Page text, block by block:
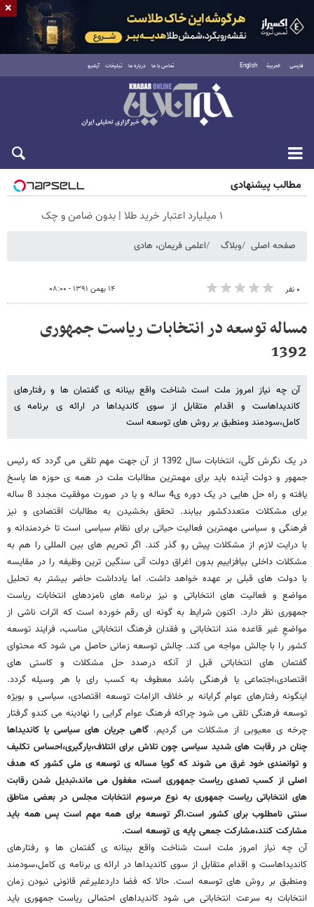
فارسی العربية English تماس با ما درباره ما تبلیغات آرشیو
جمعه ۱۶ مرداد ۱۴۰۵
مطالب پیشنهادی
۱ میلیارد اعتبار خرید طلا | بدون ضامن و چک
صفحه اصلی وبلاگ اعلمی فریمان، هادی
۰ نفر ۱۴ بهمن ۱۳۹۱ - ۰۸:۰۰
مساله توسعه در انتخابات ریاست جمهوری
1392
آن چه نیاز امروز ملت است شناخت واقع بینانه ی گفتمان ها و رفتارهای
کاندیداهاست و اقدام متقابل از سوی کاندیداها در ارائه ی برنامه ی
کامل،سودمند ومنطبق بر روش های توسعه است
در یک نگرش کلّی، انتخابات سال 1392 از آن جهت مهم تلقی می گردد که رئیس
جمهور و دولت آینده باید برای مهمترین مطالبات ملت در همه ی حوزه ها پاسخ
یافته و راه حل هایی در یک دوره ی4 ساله و یا در صورت موفقیت مجدد 8 ساله
برای مشکلات متعددکشور بیابند. تحقق بخشیدن به مطالبات اقتصادی و نیز
فرهنگی و سیاسی مهمترین فعالیت حیاتی برای نظام سیاسی است تا خردمندانه و
با درایت لازم از مشکلات پیش رو گذر کند. اگر تحریم های بین المللی را هم به
مشکلات داخلی بیافزاییم بدون اغراق دولت آتی سنگین ترین وظیفه را در مقایسه
با دولت های قبلی بر عهده خواهد داشت. اما یادداشت حاضر بیشتر به تحلیل
مواضع و فعالیت های انتخاباتی و نیز برنامه های نامزدهای انتخابات ریاست
جمهوری نظر دارد. اکنون شرایط به گونه ای رقم خورده است که اثرات ناشی از
مواضعِ غیر قاعده مند انتخاباتی و فقدان فرهنگ انتخاباتی مناسب، فرایند توسعه
کشور را با چالش مواجه می کند. چالش توسعه زمانی حاصل می شود که محتوای
گفتمان های انتخاباتی قبل از آنکه درصدد حل مشکلات و کاستی های
اقتصادی،اجتماعی یا فرهنگی باشد معطوف به کسب رای با هر وسیله گردد.
اینگونه رفتارهای عوام گرایانه بر خلاف الزامات توسعه اقتصادی، سیاسی و بویژه
توسعه فرهنگی تلقی می شود چراکه فرهنگ عوام گرایی را نهادینه می کندو گرفتار
چرخه ی معیوبی از مشکلات می گردیم. گاهی جریان های سیاسی یا کاندیداها
چنان در رقابت های شدید سیاسی چون تلاش برای ائتلاف،یارگیری،احساس تکلیف
و توانمندی خود غرق می شوند که گویا مساله ی توسعه ی ملی کشور که هدف
اصلی از کسب تصدی ریاست جمهوری است، مغفول می ماند،تبدیل شدن رقابت
های انتخاباتی ریاست جمهوری به نوع مرسوم انتخابات مجلس در بعضی مناطق
سنتی نامطلوب برای کشور است.اگر توسعه برای همه مهم است پس همه باید
مشارکت کنند،مشارکت جمعی پایه ی توسعه است.
آن چه نیاز امروز ملت است شناخت واقع بینانه ی گفتمان ها و رفتارهای
کاندیداهاست و اقدام متقابل از سوی کاندیداها در ارائه ی برنامه ی کامل،سودمند
ومنطبق بر روش های توسعه است. حالا که فضا داردعلیرغم قانونی نبودن زمان
انتخابات به سرعت انتخاباتی می شود کاندیداهای احتمالی ریاست جمهوری باید
×